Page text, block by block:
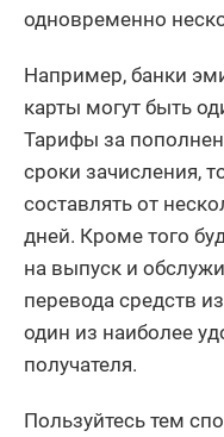
одновременно
Например, банки
карты могут быть
Тарифы за
сроки зачисления,
составлять от
дней. Кроме того
на выпуск и
перевода средств
один из наиболее
получателя.
Пользуйтесь тем